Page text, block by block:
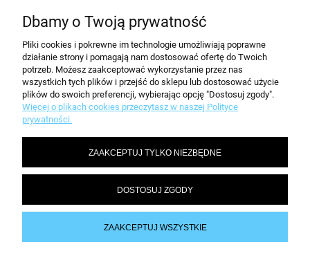
POMOC
Informacje i ceny opublikowane na stronie nie stanowią oferty w rozumieniu
Oferowane przez nas artykuły biurowe Durable dostarczamy do każdego
miasta na terenie całej Polski, nie ważne gdzie mieszkasz, dostawa do
Kielc, Rzeszowa, Szczecina, Lubina zawsze wynosi tyle samo.
Przy zamówieniu powyżej 200 zł dostawa zakupionych materiałów biurowych
Dbamy o Twoją prywatność
Pliki cookies i pokrewne im technologie umożliwiają poprawne
działanie strony i pomagają nam dostosować ofertę do Twoich
potrzeb. Możesz zaakceptować wykorzystanie przez nas
wszystkich tych plików i przejść do sklepu lub dostosować użycie
plików do swoich preferencji, wybierając opcję "Dostosuj zgody".
Więcej o plikach cookies przeczytasz w naszej Polityce
prywatności.
ZAAKCEPTUJ TYLKO NIEZBĘDNE
DOSTOSUJ ZGODY
ZAAKCEPTUJ WSZYSTKIE